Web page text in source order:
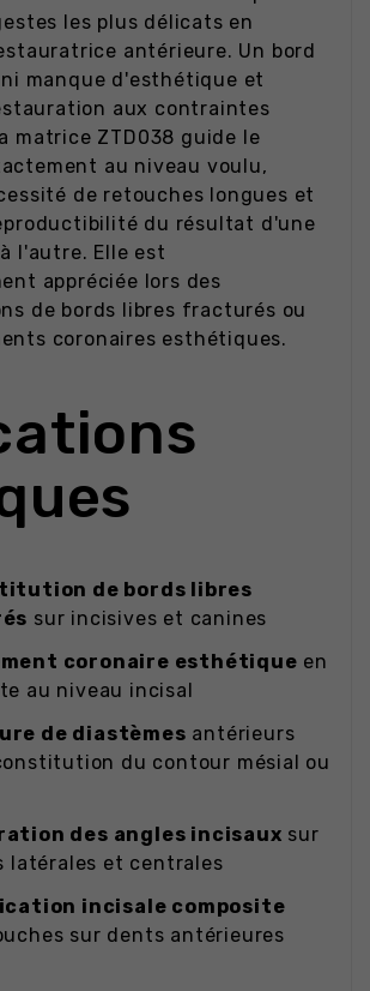
les plus délicats en
antérieure. Un bord
manque d'esthétique et
aux contraintes
matrice ZTD038 guide le
au niveau voulu,
de retouches longues et
du résultat d'une
l'autre. Elle est
appréciée lors des
de bords libres fracturés ou
coronaires esthétiques.
de bords libres
sur incisives et canines
coronaire esthétique en
au niveau incisal
de diastèmes antérieurs
du contour mésial ou
des angles incisaux sur
latérales et centrales
incisale composite
sur dents antérieures